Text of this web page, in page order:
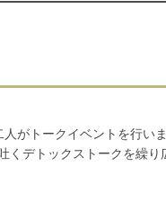
がトークイベントを行いま
デトックストークを繰り